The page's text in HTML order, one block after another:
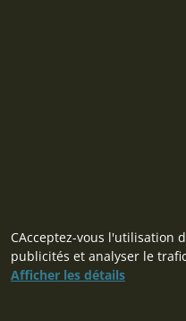
CAcceptez-vous l'utilisation
publicités et analyser le
Afficher les détails